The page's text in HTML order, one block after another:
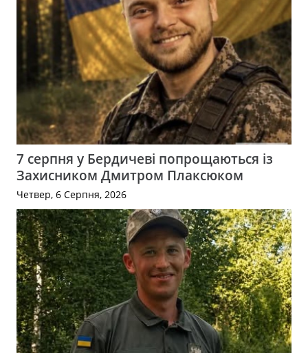
7 серпня у Бердичеві попрощаються із
Захисником Дмитром Плаксюком
Четвер, 6 Серпня, 2026